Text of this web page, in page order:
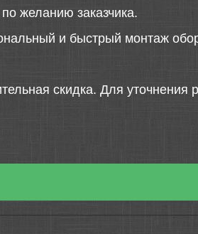
желанию заказчика.
и быстрый монтаж
скидка. Для уточнения